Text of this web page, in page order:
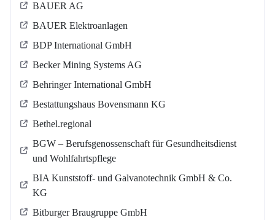
BAUER AG
BAUER Elektroanlagen
BDP International GmbH
Becker Mining Systems AG
Behringer International GmbH
Bestattungshaus Bovensmann KG
Bethel.regional
BGW – Berufsgenossenschaft für Gesundheitsdienst
und Wohlfahrtspflege
BIA Kunststoff- und Galvanotechnik GmbH & Co.
KG
Bitburger Braugruppe GmbH